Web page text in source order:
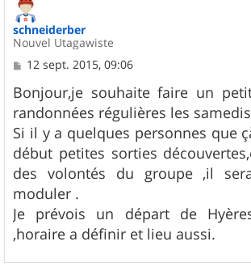
schneiderber
Nouvel Utagawiste
M
s
s
a
g
e
12 sept. 2015, 09:06
Bonjour,je souhaite faire un
randonnées régulières les
Si il y a quelques personnes que
début petites sorties
des volontés du groupe ,il
moduler .
Je prévois un départ de
,horaire a définir et lieu aussi.